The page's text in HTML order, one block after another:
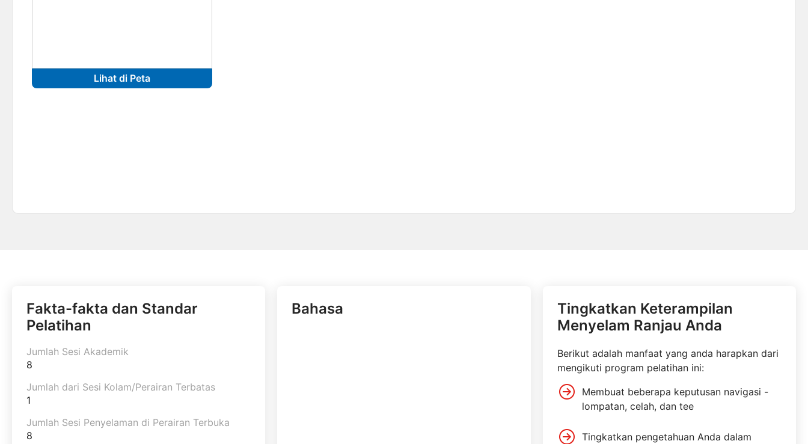
Lihat di Peta
Fakta-fakta dan Standar
Pelatihan
Jumlah Sesi Akademik
8
Jumlah dari Sesi Kolam/Perairan Terbatas
1
Jumlah Sesi Penyelaman di Perairan Terbuka
8
Bahasa
Tingkatkan Keterampilan
Menyelam Ranjau Anda
Berikut adalah manfaat yang anda harapkan dari
mengikuti program pelatihan ini:
Membuat beberapa keputusan navigasi -
lompatan, celah, dan tee
Tingkatkan pengetahuan Anda dalam